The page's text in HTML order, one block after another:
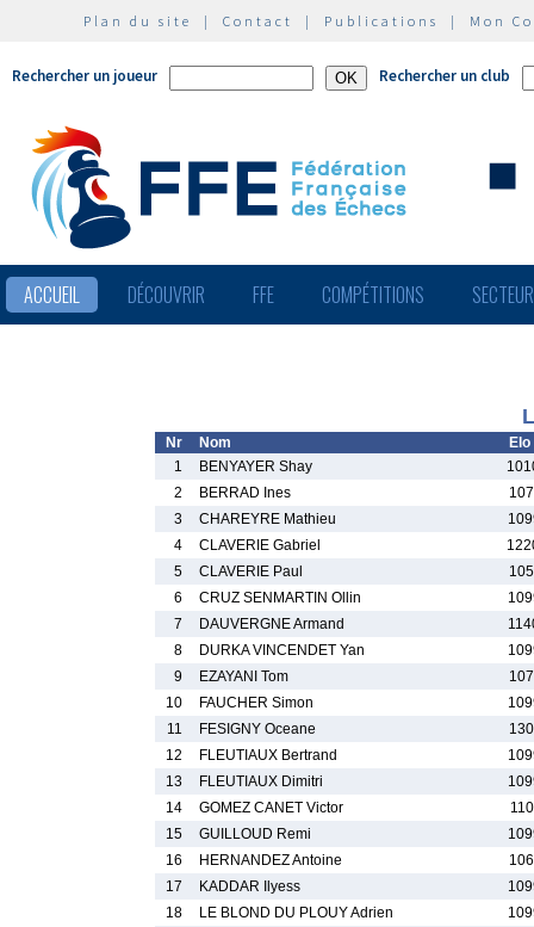
Plan du site | Contact | Publications | Mon
Rechercher un joueur Rechercher un club
ACCUEIL DÉCOUVRIR FFE COMPÉTITIONS
Nr Nom
Elo
1
BENYAYER Shay
2
BERRAD Ines
3
CHAREYRE Mathieu
4
CLAVERIE Gabriel
5
CLAVERIE Paul
6
CRUZ SENMARTIN Ollin
7
DAUVERGNE Armand
8
DURKA VINCENDET Yan
9
EZAYANI Tom
10
FAUCHER Simon
11
FESIGNY Oceane
12
FLEUTIAUX Bertrand
13
FLEUTIAUX Dimitri
14
GOMEZ CANET Victor
15
GUILLOUD Remi
16
HERNANDEZ Antoine
17
KADDAR Ilyess
18
LE BLOND DU PLOUY Adrien